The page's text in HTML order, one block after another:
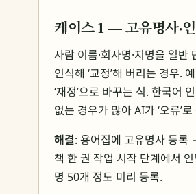
케이스 1 — 고유명사·
사람 이름·회사명·지명을 일반
인식해 ‘교정’해 버리는 경우. 예
‘재정’으로 바꾸는 식. 한국어
없는 경우가 많아 AI가 ‘오류’
해결: 용어집에 고유명사 등록
책 한 권 작업 시작 단계에서 인
명 50개 정도 미리 등록.